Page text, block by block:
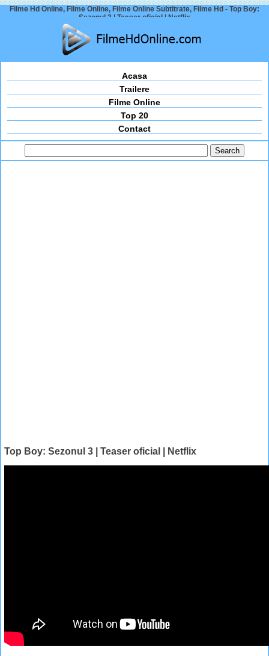
Filme Hd Online, Filme Online, Filme Online Subtitrate, Filme Hd - Top Boy:
Sezonul 3 | Teaser oficial | Netflix
Acasa
Trailere
Filme Online
Top 20
Contact
Top Boy: Sezonul 3 | Teaser oficial | Netflix